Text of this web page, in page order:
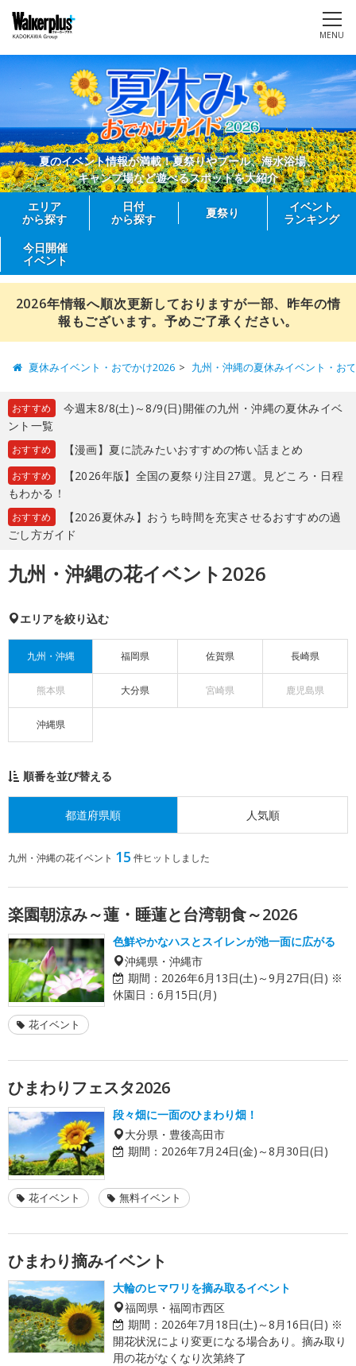
MENU
夏のイベント情報が満載！夏祭りやプール、海水浴場、
キャンプ場など遊べるスポットを大紹介
エリア
から探す
日付
から探す
夏祭り
イベント
ランキング
今日開催
イベント
2026年情報へ順次更新しておりますが一部、昨年の情
報もございます。予めご了承ください。
夏休みイベント・おでかけ2026 九州・沖縄の夏休みイベント・お
おすすめ
今週末8/8(土)～8/9(日)開催の九州・沖縄の夏休みイベ
ント一覧
おすすめ 【漫画】夏に読みたいおすすめの怖い話まとめ
おすすめ
【2026年版】全国の夏祭り注目27選。見どころ・日程
もわかる！
おすすめ
【2026夏休み】おうち時間を充実させるおすすめの過
ごし方ガイド
九州・沖縄の花イベント2026
エリアを絞り込む
九州・沖縄 福岡県 佐賀県 長崎県
熊本県 大分県 宮崎県 鹿児島県
沖縄県
順番を並び替える
都道府県順 人気順
九州・沖縄の花イベント 15 件ヒットしました
楽園朝涼み～蓮・睡蓮と台湾朝食～2026
色鮮やかなハスとスイレンが池一面に広がる
沖縄県・沖縄市
期間： 2026年6月13日(土)～9月27日(日) ※
休園日：6月15日(月)
花イベント
ひまわりフェスタ2026
段々畑に一面のひまわり畑！
大分県・豊後高田市
期間： 2026年7月24日(金)～8月30日(日)
花イベント 無料イベント
ひまわり摘みイベント
大輪のヒマワリを摘み取るイベント
福岡県・福岡市西区
期間： 2026年7月18日(土)～8月16日(日) ※
開花状況により変更になる場合あり。摘み取り
用の花がなくなり次第終了